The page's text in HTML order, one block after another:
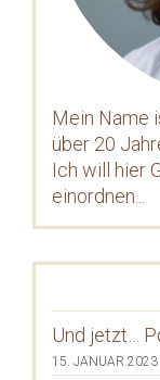
Mein Name
über 20
Ich will hier
einordnen...
Und jetzt…
15. JANUAR 2023